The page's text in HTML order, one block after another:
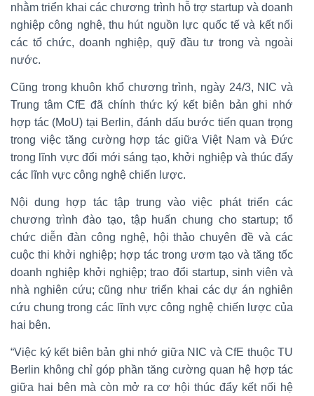
nhằm triển khai các chương trình hỗ trợ startup và doanh
nghiệp công nghệ, thu hút nguồn lực quốc tế và kết nối
các tổ chức, doanh nghiệp, quỹ đầu tư trong và ngoài
nước.
Cũng trong khuôn khổ chương trình, ngày 24/3, NIC và
Trung tâm CfE đã chính thức ký kết biên bản ghi nhớ
hợp tác (MoU) tại Berlin, đánh dấu bước tiến quan trọng
trong việc tăng cường hợp tác giữa Việt Nam và Đức
trong lĩnh vực đổi mới sáng tạo, khởi nghiệp và thúc đẩy
các lĩnh vực công nghệ chiến lược.
Nội dung hợp tác tập trung vào việc phát triển các
chương trình đào tạo, tập huấn chung cho startup; tổ
chức diễn đàn công nghệ, hội thảo chuyên đề và các
cuộc thi khởi nghiệp; hợp tác trong ươm tạo và tăng tốc
doanh nghiệp khởi nghiệp; trao đổi startup, sinh viên và
nhà nghiên cứu; cũng như triển khai các dự án nghiên
cứu chung trong các lĩnh vực công nghệ chiến lược của
hai bên.
“Việc ký kết biên bản ghi nhớ giữa NIC và CfE thuộc TU
Berlin không chỉ góp phần tăng cường quan hệ hợp tác
giữa hai bên mà còn mở ra cơ hội thúc đẩy kết nối hệ